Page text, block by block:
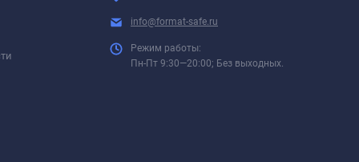
info@format-safe.ru
Режим работы:
Пн-Пт 9:30—20:00; Без выходных.